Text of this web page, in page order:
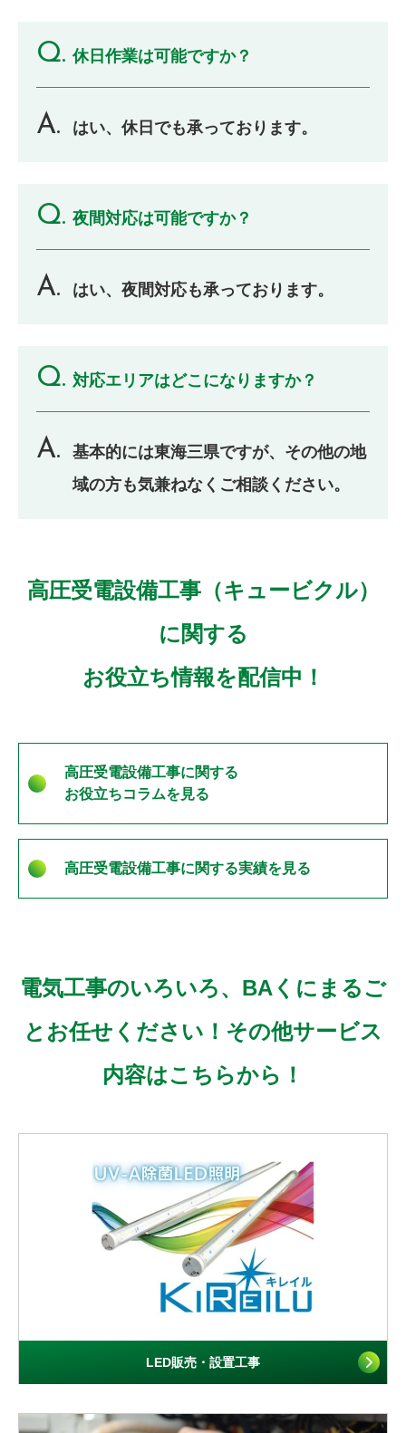
休日作業は可能ですか？
はい、休日でも承っております。
夜間対応は可能ですか？
はい、夜間対応も承っております。
対応エリアはどこになりますか？
基本的には東海三県ですが、その他の地
域の方も気兼ねなくご相談ください。
高圧受電設備工事（キュービクル）
に関する
お役立ち情報を配信中！
高圧受電設備工事に関する
お役立ちコラムを見る
高圧受電設備工事に関する実績を見る
電気工事のいろいろ、BAくにまるご
とお任せください！その他サービス
内容はこちらから！
LED販売・設置工事